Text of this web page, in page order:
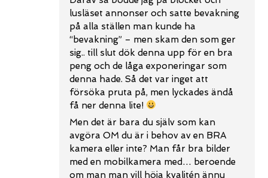
lusläset annonser och satte bevakning
på alla ställen man kunde ha
“bevakning” – men skam den som ger
sig.. till slut dök denna upp för en bra
peng och de låga exponeringar som
denna hade. Så det var inget att
försöka pruta på, men lyckades ändå
få ner denna lite!
Men det är bara du själv som kan
avgöra OM du är i behov av en BRA
kamera eller inte? Man får bra bilder
med en mobilkamera med… beroende
om man man vill höja kvalitén ännu